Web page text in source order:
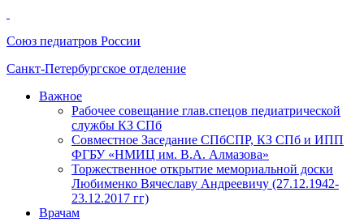
Союз педиатров России
Санкт-Петербургское отделение
Важное
Рабочее совещание глав.спецов педиатрической
службы КЗ СПб
Совместное Заседание СПбСПР, КЗ СПб и ИПП
ФГБУ «НМИЦ им. В.А. Алмазова»
Торжественное открытие мемориальной доски
Любименко Вячеславу Андреевичу (27.12.1942-
23.12.2017 гг)
Врачам